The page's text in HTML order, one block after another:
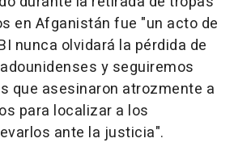
en Afganistán fue "un acto de
nunca olvidará la pérdida de
y seguiremos
que asesinaron atrozmente a
para localizar a los
ante la justicia".